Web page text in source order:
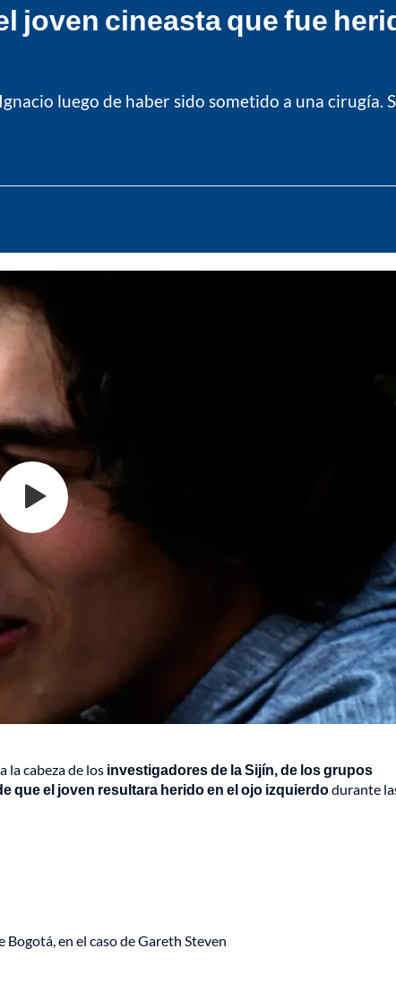
joven cineasta que fue
luego de haber sido sometido a una cirugía.
la cabeza de los investigadores de la Sijín, de los grupos
que el joven resultara herido en el ojo izquierdodurante
Bogotá, en el caso de Gareth Steven